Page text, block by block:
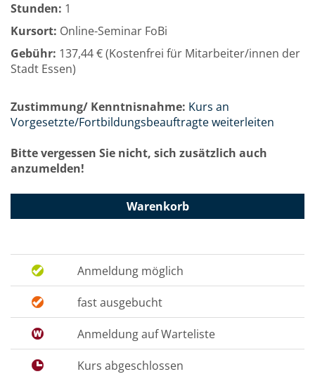
Stunden: 1
Kursort: Online-Seminar FoBi
Gebühr: 137,44 € (Kostenfrei für Mitarbeiter/innen der
Stadt Essen)
Zustimmung/ Kenntnisnahme: Kurs an
Vorgesetzte/Fortbildungsbeauftragte weiterleiten
Bitte vergessen Sie nicht, sich zusätzlich auch
anzumelden!
Warenkorb
Anmeldung möglich
fast ausgebucht
Anmeldung auf Warteliste
Kurs abgeschlossen